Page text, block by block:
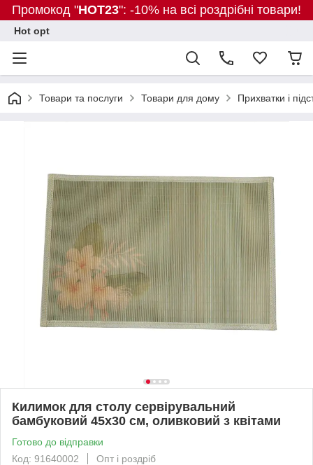
Промокод "HOT23": -10% на всі роздрібні товари!
Hot opt
Товари та послуги Товари для дому Прихватки і
Килимок для столу сервірувальний
бамбуковий 45x30 см, оливковий з квітами
Готово до відправки
Код: 91640002
Опт і роздріб